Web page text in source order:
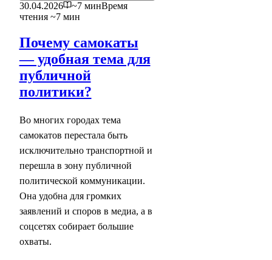
30.04.2026 ~7 минВремя
чтения ~7 мин
Почему самокаты
— удобная тема для
публичной
политики?
Во многих городах тема
самокатов перестала быть
исключительно транспортной и
перешла в зону публичной
политической коммуникации.
Она удобна для громких
заявлений и споров в медиа, а в
соцсетях собирает большие
охваты.